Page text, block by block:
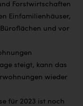
Forstwirtschaften
Einfamilienhäuser,
und vor
steigt, kann das
wieder
für 2023 ist noch